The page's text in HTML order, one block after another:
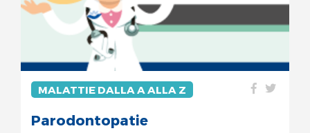
MALATTIE DALLA A ALLA Z
Parodontopatie